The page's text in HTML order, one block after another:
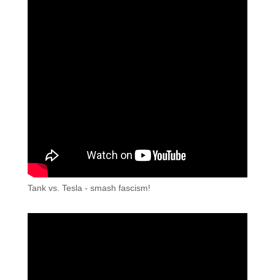
Tank vs. Tesla - smash fascism!